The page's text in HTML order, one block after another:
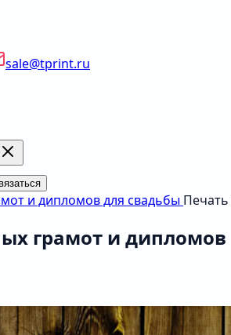
sale@tprint.ru
и дипломов для свадьбы
грамот и дипломов